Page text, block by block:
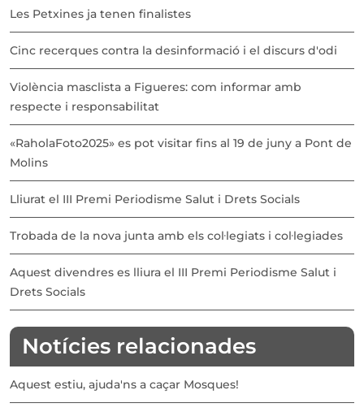
Les Petxines ja tenen finalistes
Cinc recerques contra la desinformació i el discurs d'odi
Violència masclista a Figueres: com informar amb
respecte i responsabilitat
«RaholaFoto2025» es pot visitar fins al 19 de juny a Pont de
Molins
Lliurat el III Premi Periodisme Salut i Drets Socials
Trobada de la nova junta amb els col·legiats i col·legiades
Aquest divendres es lliura el III Premi Periodisme Salut i
Drets Socials
Notícies relacionades
Aquest estiu, ajuda'ns a caçar Mosques!